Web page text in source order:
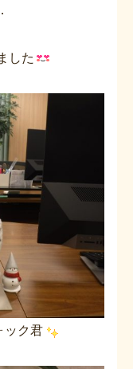
した
ック君